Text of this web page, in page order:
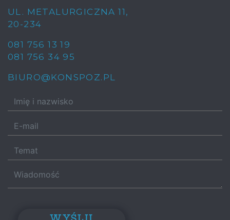
UL. METALURGICZNA 11 ,
20-234
081 756 13 19
081 756 34 95
BIURO@KONSPOZ.PL